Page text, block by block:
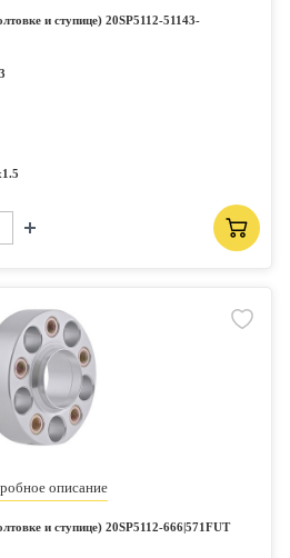
и ступице) 20SP5112-51143-
описание
и ступице) 20SP5112-666|571FUT